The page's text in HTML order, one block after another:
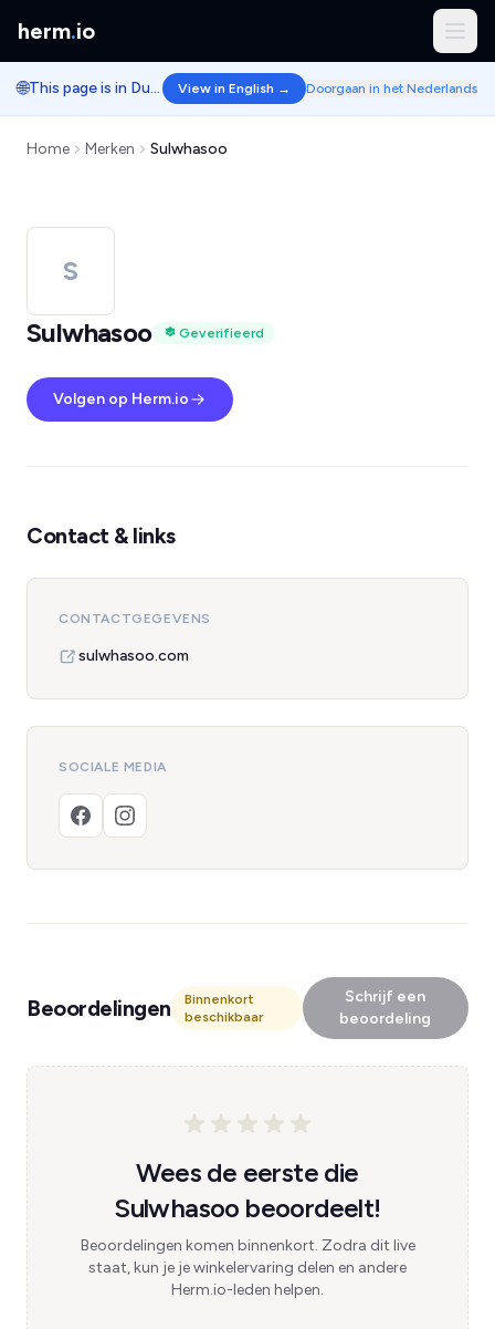
herm.io
🌐 This page is in Dutch. View in English → Doorgaan in het Nederlands
Home Merken Sulwhasoo
S
Sulwhasoo
Geverifieerd
Volgen op Herm.io
Contact & links
CONTACTGEGEVENS
sulwhasoo.com
SOCIALE MEDIA
Beoordelingen
Binnenkort
beschikbaar
Schrijf een
beoordeling
Wees de eerste die
Sulwhasoo beoordeelt!
Beoordelingen komen binnenkort. Zodra dit live
staat, kun je je winkelervaring delen en andere
Herm.io-leden helpen.